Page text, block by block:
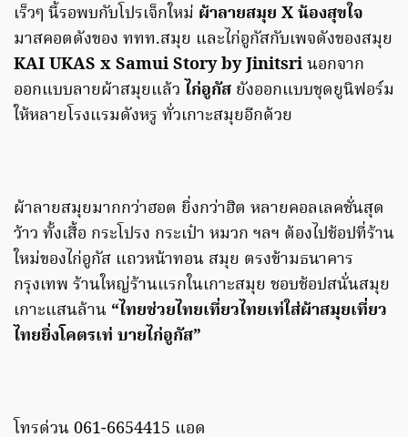
เร็วๆ นี้รอพบกับโปรเจ็กใหม่ ผ้าลายสมุย X น้องสุขใจ
มาสคอตดังของ ททท.สมุย และไก่อูกัสกับเพจดังของสมุย
KAI UKAS x Samui Story by Jinitsriนอกจาก
ออกแบบลายผ้าสมุยแล้ว ไก่อูกัส ยังออกแบบชุดยูนิฟอร์ม
ให้หลายโรงแรมดังหรู ทั่วเกาะสมุยอีกด้วย
ผ้าลายสมุยมากกว่าฮอต ยิ่งกว่าฮิต หลายคอลเลคชั่นสุด
ว้าว ทั้งเสื้อ กระโปรง กระเป๋า หมวก ฯลฯ ต้องไปช้อปที่ร้าน
ใหม่ของไก่อูกัส แถวหน้าทอน สมุย ตรงข้ามธนาคาร
กรุงเทพ ร้านใหญ่ร้านแรกในเกาะสมุย ชอบช้อปสนั่นสมุย
เกาะแสนล้าน “ไทยช่วยไทยเที่ยวไทยเท่ใส่ผ้าสมุยเที่ยว
ไทยยิ่งโคตรเท่ บายไก่อูกัส”
โทรด่วน 061-6654415 แอด